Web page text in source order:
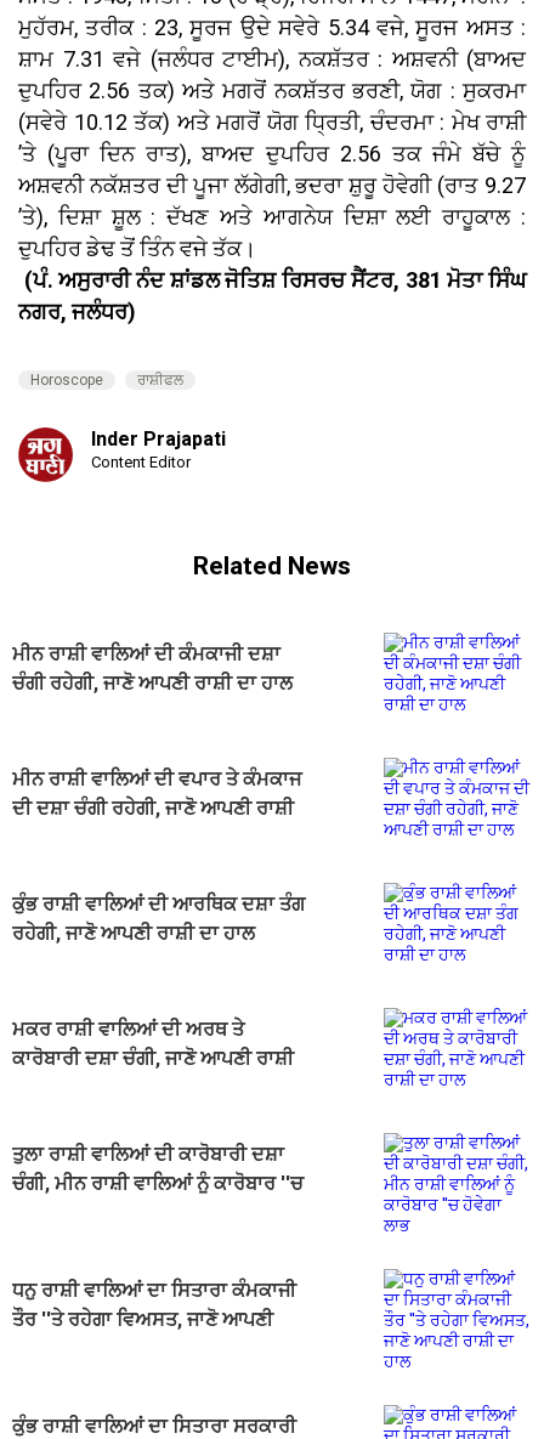
ਮੁਹੱਰਮ, ਤਰੀਕ : 23, ਸੂਰਜ ਉਦੇ ਸਵੇਰੇ 5.34 ਵਜੇ, ਸੂਰਜ ਅਸਤ :
ਸ਼ਾਮ 7.31 ਵਜੇ (ਜਲੰਧਰ ਟਾਈਮ), ਨਕਸ਼ੱਤਰ : ਅਸ਼ਵਨੀ (ਬਾਅਦ
ਦੁਪਹਿਰ 2.56 ਤਕ) ਅਤੇ ਮਗਰੋਂ ਨਕਸ਼ੱਤਰ ਭਰਣੀ, ਯੋਗ : ਸੁਕਰਮਾ
(ਸਵੇਰੇ 10.12 ਤੱਕ) ਅਤੇ ਮਗਰੋਂ ਯੋਗ ਧ੍ਰਿਤੀ, ਚੰਦਰਮਾ : ਮੇਖ ਰਾਸ਼ੀ
’ਤੇ (ਪੂਰਾ ਦਿਨ ਰਾਤ), ਬਾਅਦ ਦੁਪਹਿਰ 2.56 ਤਕ ਜੰਮੇ ਬੱਚੇ ਨੂੰ
ਅਸ਼ਵਨੀ ਨਕੱਸ਼ਤਰ ਦੀ ਪੂਜਾ ਲੱਗੇਗੀ, ਭਦਰਾ ਸ਼ੁਰੂ ਹੋਵੇਗੀ (ਰਾਤ 9.27
’ਤੇ), ਦਿਸ਼ਾ ਸ਼ੂਲ : ਦੱਖਣ ਅਤੇ ਆਗਨੇਯ ਦਿਸ਼ਾ ਲਈ ਰਾਹੂਕਾਲ :
ਦੁਪਹਿਰ ਡੇਢ ਤੋਂ ਤਿੰਨ ਵਜੇ ਤੱਕ।
(ਪੰ. ਅਸੁਰਾਰੀ ਨੰਦ ਸ਼ਾਂਡਲ ਜੋਤਿਸ਼ ਰਿਸਰਚ ਸੈਂਟਰ, 381 ਮੋਤਾ ਸਿੰਘ
ਨਗਰ, ਜਲੰਧਰ)
Horoscope ਰਾਸ਼ੀਫਲ
Inder Prajapati
Content Editor
Related News
ਮੀਨ ਰਾਸ਼ੀ ਵਾਲਿਆਂ ਦੀ ਕੰਮਕਾਜੀ ਦਸ਼ਾ
ਚੰਗੀ ਰਹੇਗੀ, ਜਾਣੋ ਆਪਣੀ ਰਾਸ਼ੀ ਦਾ ਹਾਲ
ਮੀਨ ਰਾਸ਼ੀ ਵਾਲਿਆਂ ਦੀ ਵਪਾਰ ਤੇ ਕੰਮਕਾਜ
ਦੀ ਦਸ਼ਾ ਚੰਗੀ ਰਹੇਗੀ, ਜਾਣੋ ਆਪਣੀ ਰਾਸ਼ੀ
ਕੁੰਭ ਰਾਸ਼ੀ ਵਾਲਿਆਂ ਦੀ ਆਰਥਿਕ ਦਸ਼ਾ ਤੰਗ
ਰਹੇਗੀ, ਜਾਣੋ ਆਪਣੀ ਰਾਸ਼ੀ ਦਾ ਹਾਲ
ਮਕਰ ਰਾਸ਼ੀ ਵਾਲਿਆਂ ਦੀ ਅਰਥ ਤੇ
ਕਾਰੋਬਾਰੀ ਦਸ਼ਾ ਚੰਗੀ, ਜਾਣੋ ਆਪਣੀ ਰਾਸ਼ੀ
ਤੁਲਾ ਰਾਸ਼ੀ ਵਾਲਿਆਂ ਦੀ ਕਾਰੋਬਾਰੀ ਦਸ਼ਾ
ਚੰਗੀ, ਮੀਨ ਰਾਸ਼ੀ ਵਾਲਿਆਂ ਨੂੰ ਕਾਰੋਬਾਰ ''ਚ
ਧਨੁ ਰਾਸ਼ੀ ਵਾਲਿਆਂ ਦਾ ਸਿਤਾਰਾ ਕੰਮਕਾਜੀ
ਤੌਰ ''ਤੇ ਰਹੇਗਾ ਵਿਅਸਤ, ਜਾਣੋ ਆਪਣੀ
ਕੁੰਭ ਰਾਸ਼ੀ ਵਾਲਿਆਂ ਦਾ ਸਿਤਾਰਾ ਸਰਕਾਰੀ